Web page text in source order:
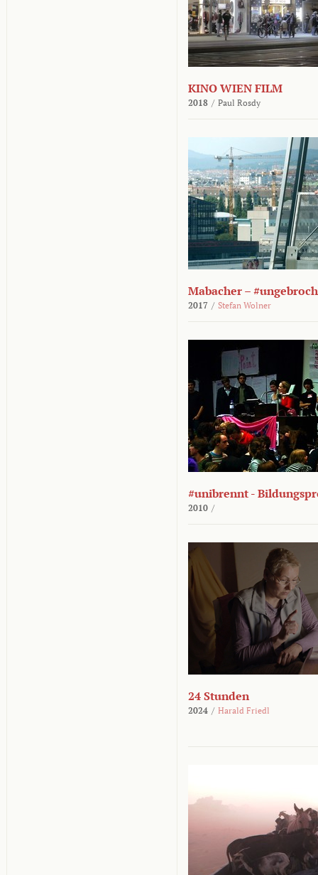
KINO WIEN FILM
2018 / Paul Rosdy
Mabacher –
2017 / Stefan Wolner
#unibrennt -
2010 /
24 Stunden
2024 / Harald Friedl